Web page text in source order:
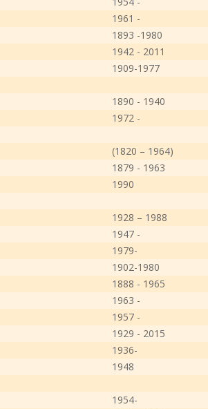
1961 -
1893 -1980
1942 - 2011
1909-1977
1890 - 1940
1972 -
(1820 – 1964)
1879 - 1963
1990
1928 – 1988
1947 -
1979-
1902-1980
1888 - 1965
1963 -
1957 -
1929 - 2015
1936-
1948
1954-